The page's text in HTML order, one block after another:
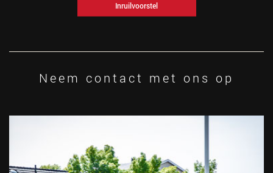
Inruilvoorstel
Neem contact met ons op